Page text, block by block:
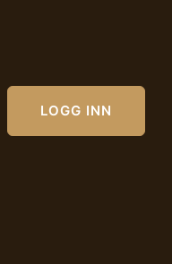
LOGG INN